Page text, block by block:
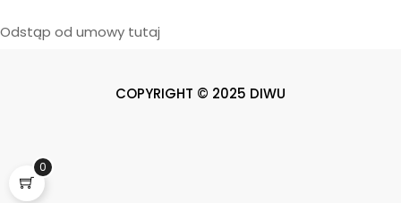
Odstąp od umowy tutaj
COPYRIGHT © 2025 DIWU
0